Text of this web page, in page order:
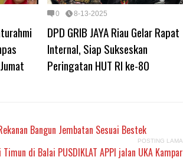
0 8-13-2025
DPD GRIB JAYA Riau Gelar Rapat
Internal, Siap Sukseskan
Peringatan HUT RI ke-80
Bangun Jembatan Sesuai Bestek
POSTING LAMA
di Balai PUSDIKLAT APPI jalan UKA Kampar